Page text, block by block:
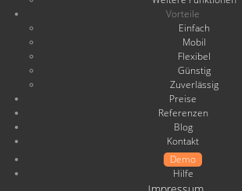
Vorteile
Einfach
Mobil
Flexibel
Günstig
Zuverlässig
Preise
Referenzen
Blog
Kontakt
Demo
Hilfe